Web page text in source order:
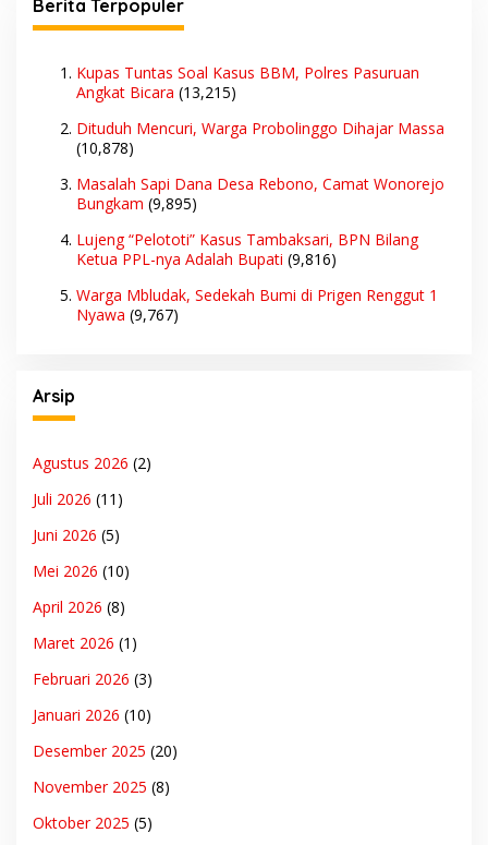
Berita Terpopuler
Kupas Tuntas Soal Kasus BBM, Polres Pasuruan
Angkat Bicara (13,215)
Dituduh Mencuri, Warga Probolinggo Dihajar Massa
(10,878)
Masalah Sapi Dana Desa Rebono, Camat Wonorejo
Bungkam (9,895)
Lujeng “Pelototi” Kasus Tambaksari, BPN Bilang
Ketua PPL-nya Adalah Bupati (9,816)
Warga Mbludak, Sedekah Bumi di Prigen Renggut 1
Nyawa (9,767)
Arsip
Agustus 2026 (2)
Juli 2026 (11)
Juni 2026 (5)
Mei 2026 (10)
April 2026 (8)
Maret 2026 (1)
Februari 2026 (3)
Januari 2026 (10)
Desember 2025 (20)
November 2025 (8)
Oktober 2025 (5)